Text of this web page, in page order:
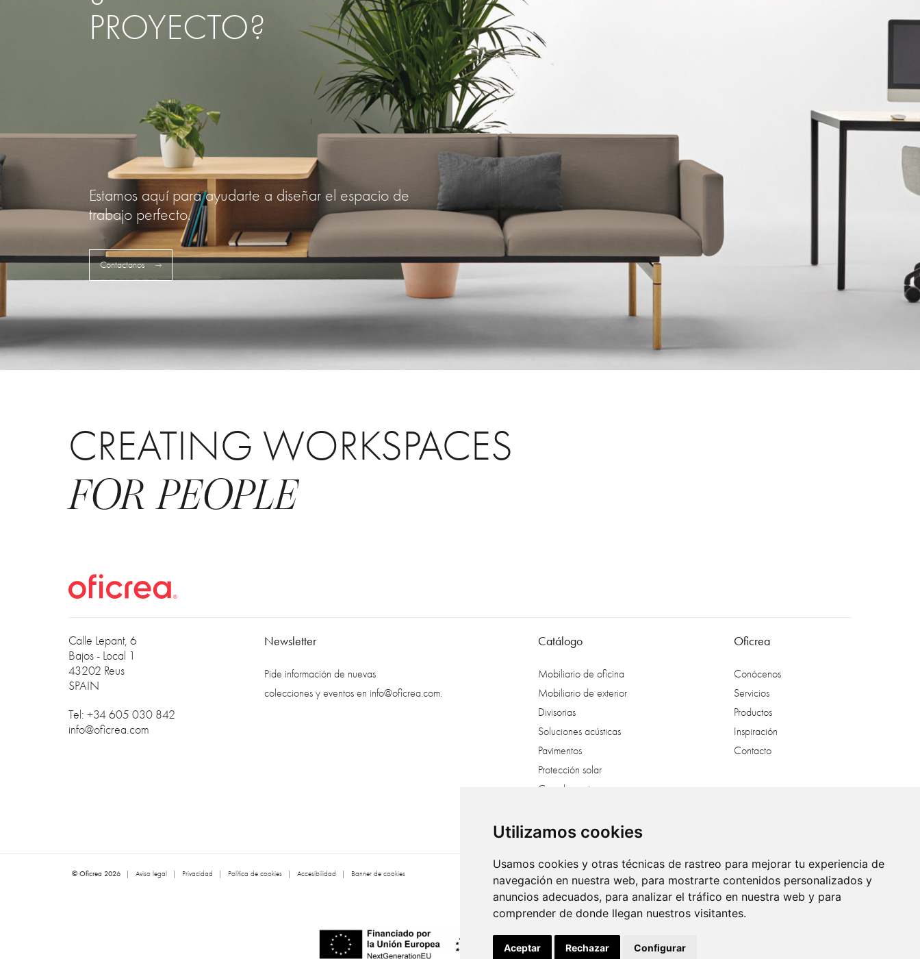
Utilizamos cookies
Usamos cookies y otras técnicas de rastreo para mejorar tu experiencia de
navegación en nuestra web, para mostrarte contenidos personalizados y
anuncios adecuados, para analizar el tráfico en nuestra web y para
comprender de donde llegan nuestros visitantes.
Aceptar Rechazar Configurar
PROYECTO?
Estamos aquí para ayudarte a diseñar el espacio de
trabajo perfecto.
Contactanos
CREATING WORKSPACES
FOR PEOPLE
Calle Lepant, 6
Bajos - Local 1
43202 Reus
SPAIN
Tel: +34 605 030 842
info@oficrea.com
Newsletter
Pide información de nuevas
colecciones y eventos en info@oficrea.com.
Catálogo
Mobiliario de oficina
Mobiliario de exterior
Divisorias
Soluciones acústicas
Pavimentos
Protección solar
Complementos
Vestuarios
Oficrea
Conócenos
Servicios
Productos
Inspiración
Contacto
© Oficrea 2026 Aviso legal Privacidad Política de cookies Accesibilidad Banner de cookies